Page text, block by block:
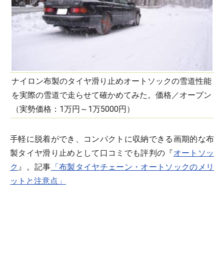
ナイロン布製のタイヤ滑り止めオートソックの雪道性能
を実際の雪道で走らせて確かめてみた。価格／オープン
（実勢価格：1万円～1万5000円）
手軽に脱着ができ、コンパクトに収納できる画期的な布
製タイヤ滑り止めとして口コミでも評判の『オートソッ
ク 』。記事 「布製タイヤチェーン・オートソックのメリ
ットと注意点」